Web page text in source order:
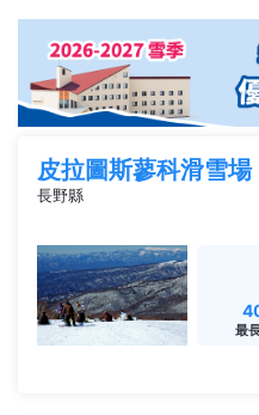
皮拉圖斯蓼科滑雪場
長野縣
最